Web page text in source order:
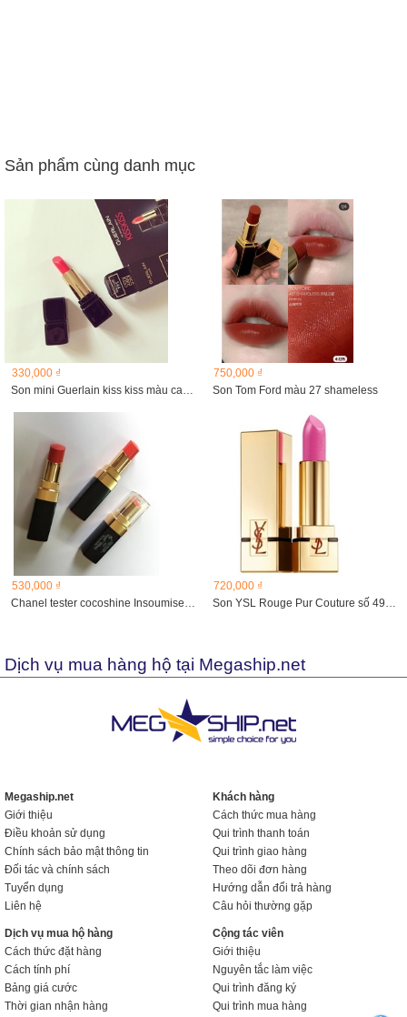
Sản phẩm cùng danh mục
330,000 ₫
Son mini Guerlain kiss kiss màu cam đào 344
750,000 ₫
Son Tom Ford màu 27 shameless
530,000 ₫
Chanel tester cocoshine Insoumise 507
720,000 ₫
Son YSL Rouge Pur Couture số 49 Rose Tropical
Dịch vụ mua hàng hộ tại Megaship.net
Megaship.net
Giới thiệu
Điều khoản sử dụng
Chính sách bảo mật thông tin
Đối tác và chính sách
Tuyển dụng
Liên hệ
Khách hàng
Cách thức mua hàng
Qui trình thanh toán
Qui trình giao hàng
Theo dõi đơn hàng
Hướng dẫn đổi trả hàng
Câu hỏi thường gặp
Dịch vụ mua hộ hàng
Cách thức đặt hàng
Cách tính phí
Bảng giá cước
Thời gian nhận hàng
Cộng tác viên
Giới thiệu
Nguyên tắc làm việc
Qui trình đăng ký
Qui trình mua hàng